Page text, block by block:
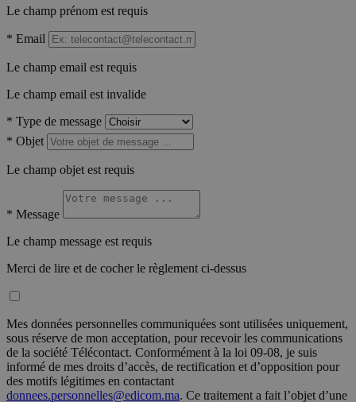
Le champ prénom est requis
* Email
Le champ email est requis
Le champ email est invalide
* Type de message
* Objet
Le champ objet est requis
* Message
Le champ message est requis
Merci de lire et de cocher le règlement ci-dessus
Mes données personnelles communiquées sont utilisées uniquement,
sous réserve de mon acceptation, pour recevoir les communications
de la société Télécontact. Conformément à la loi 09-08, je suis
informé de mes droits d’accès, de rectification et d’opposition pour
des motifs légitimes en contactant
donnees.personnelles@edicom.ma. Ce traitement a fait l’objet d’une